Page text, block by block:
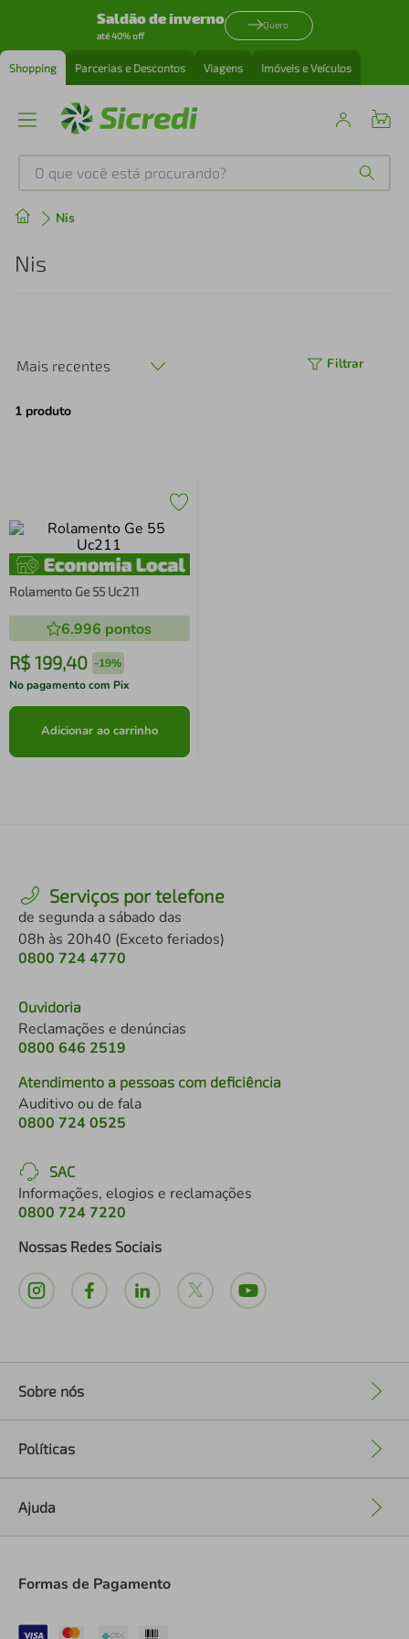
Saldão de inverno
até 40% off
Quero
Shopping Parcerias e Descontos Viagens Imóveis e Veículos
O que você está procurando?
Nis
Nis
Mais recentes Filtrar
1 produto
Rolamento Ge 55 Uc211
6.996 pontos
R$ 199,40 -19%
No pagamento com Pix
Adicionar ao carrinho
Serviços por telefone
de segunda a sábado das
08h às 20h40 (Exceto feriados)
0800 724 4770
Ouvidoria
Reclamações e denúncias
0800 646 2519
Atendimento a pessoas com deficiência
Auditivo ou de fala
0800 724 0525
SAC
Informações, elogios e reclamações
0800 724 7220
Nossas Redes Sociais
Sobre nós
Políticas
Ajuda
Formas de Pagamento
Produtos mais buscados
perfume
4º